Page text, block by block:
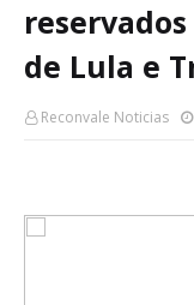
de Lula e
Reconvale Noticias